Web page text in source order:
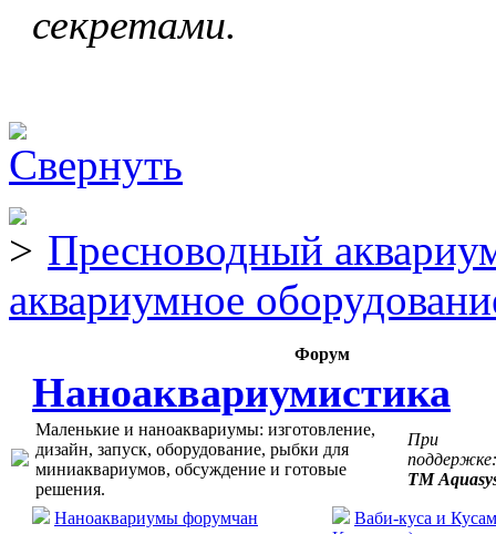
секретами.
Пресноводный
аквариумное
Форум
Наноаквариумистика
Маленькие и наноаквариумы: изготовление,
дизайн, запуск, оборудование, рыбки для
миниаквариумов, обсуждение и готовые
решения.
При
поддержке:
ТМ
Наноаквариумы форумчан
Ваби-куса и